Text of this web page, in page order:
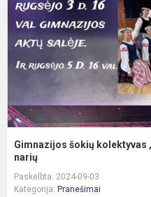
Gimnazijos šokių kolektyvas
narių
Paskelbta: 2024-09-03
Kategorija: Pranešimai